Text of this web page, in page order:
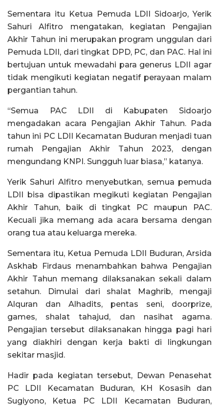
Sementara itu Ketua Pemuda LDII Sidoarjo, Yerik
Sahuri Alfitro mengatakan, kegiatan Pengajian
Akhir Tahun ini merupakan program unggulan dari
Pemuda LDII, dari tingkat DPD, PC, dan PAC. Hal ini
bertujuan untuk mewadahi para generus LDII agar
tidak mengikuti kegiatan negatif perayaan malam
pergantian tahun.
“Semua PAC LDII di Kabupaten Sidoarjo
mengadakan acara Pengajian Akhir Tahun. Pada
tahun ini PC LDII Kecamatan Buduran menjadi tuan
rumah Pengajian Akhir Tahun 2023, dengan
mengundang KNPI. Sungguh luar biasa,” katanya.
Yerik Sahuri Alfitro menyebutkan, semua pemuda
LDII bisa dipastikan megikuti kegiatan Pengajian
Akhir Tahun, baik di tingkat PC maupun PAC.
Kecuali jika memang ada acara bersama dengan
orang tua atau keluarga mereka.
Sementara itu, Ketua Pemuda LDII Buduran, Arsida
Askhab Firdaus menambahkan bahwa Pengajian
Akhir Tahun memang dilaksanakan sekali dalam
setahun. Dimulai dari shalat Maghrib, mengaji
Alquran dan Alhadits, pentas seni, doorprize,
games, shalat tahajud, dan nasihat agama.
Pengajian tersebut dilaksanakan hingga pagi hari
yang diakhiri dengan kerja bakti di lingkungan
sekitar masjid.
Hadir pada kegiatan tersebut, Dewan Penasehat
PC LDII Kecamatan Buduran, KH Kosasih dan
Sugiyono, Ketua PC LDII Kecamatan Buduran,